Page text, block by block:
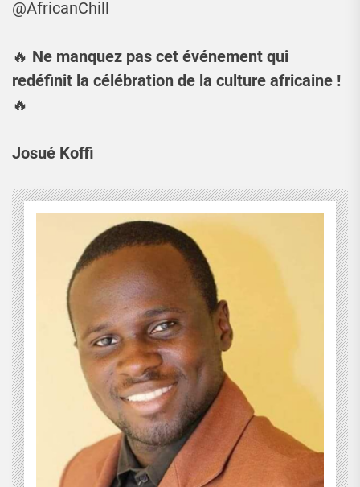
@AfricanChill
🔥 Ne manquez pas cet événement qui
redéfinit la célébration de la culture africaine !
🔥
Josué Koffi